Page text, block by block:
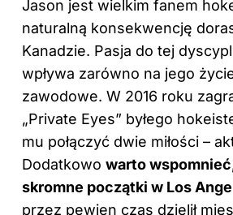
Jason jest wielkim fanem
naturalną konsekwencję
Kanadzie. Pasja do tej
wpływa zarówno na jego
zawodowe. W 2016 roku
„Private Eyes” byłego
mu połączyć dwie miłości –
Dodatkowo warto
skromne początki w Los
przez pewien czas dzielił